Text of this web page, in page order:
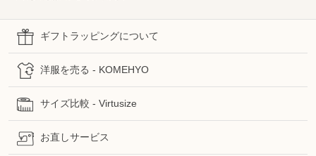
ギフトラッピングについて
洋服を売る - KOMEHYO
サイズ比較 - Virtusize
お直しサービス